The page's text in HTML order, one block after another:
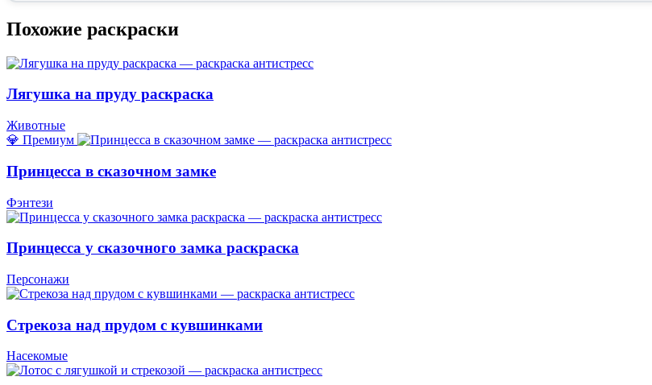
Похожие раскраски
Лягушка на пруду раскраска
Животные
💎 Премиум
Принцесса в сказочном замке
Фэнтези
Принцесса у сказочного замка раскраска
Персонажи
Стрекоза над прудом с кувшинками
Насекомые